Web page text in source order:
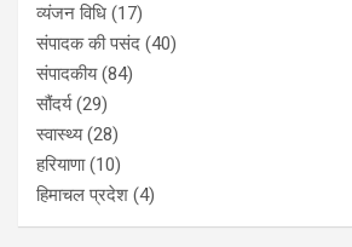
व्यंजन विधि (17)
संपादक की पसंद (40)
संपादकीय(84)
सौंदर्य(29)
स्वास्थ्य(28)
हरियाणा(10)
हिमाचल प्रदेश (4)